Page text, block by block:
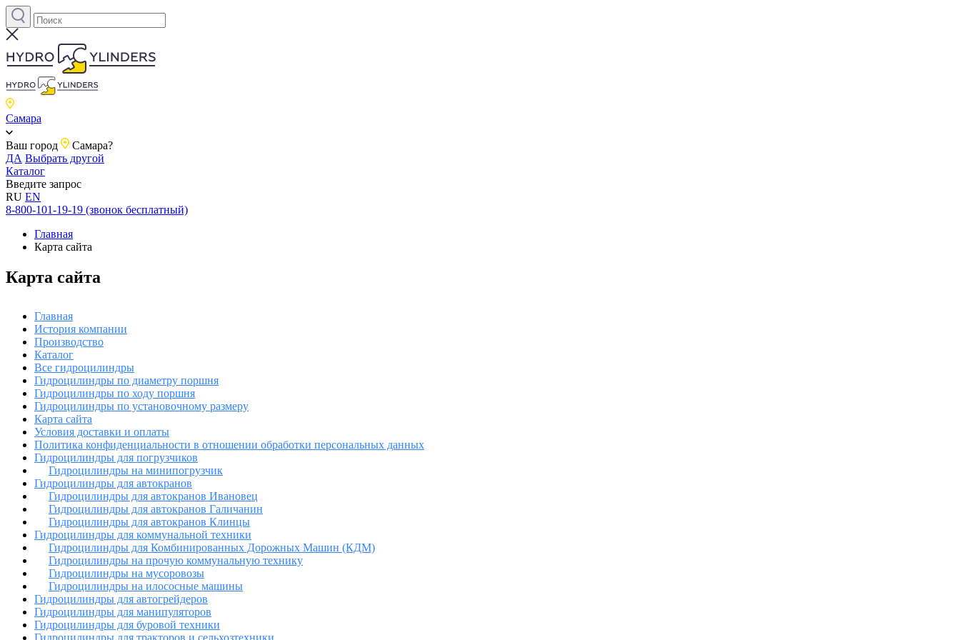
Самара
Ваш город
Самара?
ДА Выбрать другой
Каталог
Введите запрос
RU EN
8-800-101-19-19 (звонок бесплатный)
Главная
Карта сайта
Карта сайта
Главная
История компании
Производство
Каталог
Все гидроцилиндры
Гидроцилиндры по диаметру поршня
Гидроцилиндры по ходу поршня
Гидроцилиндры по установочному размеру
Карта сайта
Условия доставки и оплаты
Политика конфиденциальности в отношении обработки персональных данных
Гидроцилиндры для погрузчиков
Гидроцилиндры на минипогрузчик
Гидроцилиндры для автокранов
Гидроцилиндры для автокранов Ивановец
Гидроцилиндры для автокранов Галичанин
Гидроцилиндры для автокранов Клинцы
Гидроцилиндры для коммунальной техники
Гидроцилиндры для Комбинированных Дорожных Машин (КДМ)
Гидроцилиндры на прочую коммунальную технику
Гидроцилиндры на мусоровозы
Гидроцилиндры на илососные машины
Гидроцилиндры для автогрейдеров
Гидроцилиндры для манипуляторов
Гидроцилиндры для буровой техники
Гидроцилиндры для тракторов и сельхозтехники